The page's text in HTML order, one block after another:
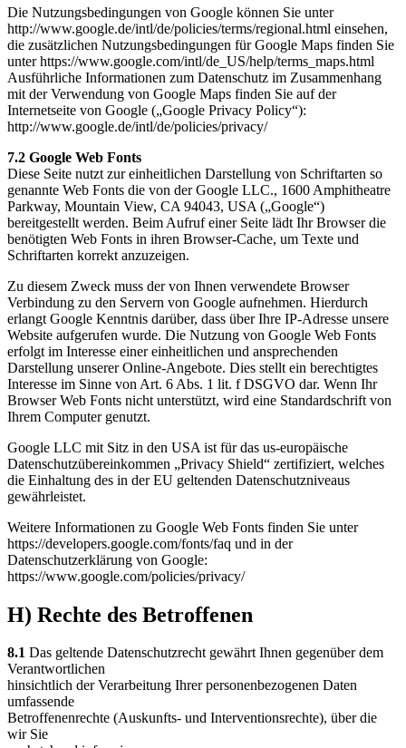
Die Nutzungsbedingungen von Google können Sie unter
http://www.google.de/intl/de/policies/terms/regional.html einsehen,
die zusätzlichen Nutzungsbedingungen für Google Maps finden Sie
unter https://www.google.com/intl/de_US/help/terms_maps.html
Ausführliche Informationen zum Datenschutz im Zusammenhang
mit der Verwendung von Google Maps finden Sie auf der
Internetseite von Google („Google Privacy Policy“):
http://www.google.de/intl/de/policies/privacy/
7.2 Google Web Fonts
Diese Seite nutzt zur einheitlichen Darstellung von Schriftarten so
genannte Web Fonts die von der Google LLC., 1600 Amphitheatre
Parkway, Mountain View, CA 94043, USA („Google“)
bereitgestellt werden. Beim Aufruf einer Seite lädt Ihr Browser die
benötigten Web Fonts in ihren Browser-Cache, um Texte und
Schriftarten korrekt anzuzeigen.
Zu diesem Zweck muss der von Ihnen verwendete Browser
Verbindung zu den Servern von Google aufnehmen. Hierdurch
erlangt Google Kenntnis darüber, dass über Ihre IP-Adresse unsere
Website aufgerufen wurde. Die Nutzung von Google Web Fonts
erfolgt im Interesse einer einheitlichen und ansprechenden
Darstellung unserer Online-Angebote. Dies stellt ein berechtigtes
Interesse im Sinne von Art. 6 Abs. 1 lit. f DSGVO dar. Wenn Ihr
Browser Web Fonts nicht unterstützt, wird eine Standardschrift von
Ihrem Computer genutzt.
Google LLC mit Sitz in den USA ist für das us-europäische
Datenschutzübereinkommen „Privacy Shield“ zertifiziert, welches
die Einhaltung des in der EU geltenden Datenschutzniveaus
gewährleistet.
Weitere Informationen zu Google Web Fonts finden Sie unter
https://developers.google.com/fonts/faq und in der
Datenschutzerklärung von Google:
https://www.google.com/policies/privacy/
H) Rechte des Betroffenen
8.1 Das geltende Datenschutzrecht gewährt Ihnen gegenüber dem
Verantwortlichen
hinsichtlich der Verarbeitung Ihrer personenbezogenen Daten
umfassende
Betroffenenrechte (Auskunfts- und Interventionsrechte), über die
wir Sie